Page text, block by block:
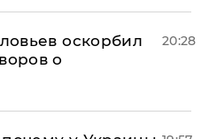
оскорбил
о
20:28